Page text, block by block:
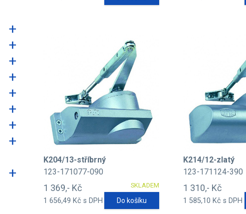
+
+
+
+
+
+
+
+
+
K204/13-stříbrný
123-171077-090
SKLADEM
1 369,- Kč
1 656,49 Kč s DPH Do košíku
K214/12-zlatý
123-171124-390
1 310,- Kč
1 585,10 Kč s DPH